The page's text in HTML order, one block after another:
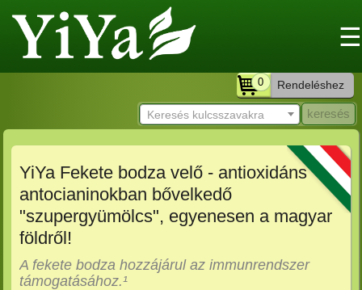
☰
Keresés kulcsszavakra
0 Rendeléshez
YiYa Fekete bodza velő - antioxidáns
antocianinokban bővelkedő
"szupergyümölcs", egyenesen a magyar
földről!
A fekete bodza hozzájárul az immunrendszer
támogatásához.¹